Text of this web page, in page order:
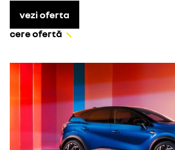
vezi oferta
cere ofertă